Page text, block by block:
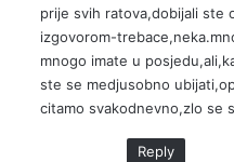
prije svih ratova,dobijali ste
izgovorom-
mnogo imate u
ste se medjusobno
citamo svakodnevno,zlo se
Reply